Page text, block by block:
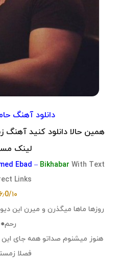
دانلود آهنگ
همین حالا دانلود کنید آهنگ
لینک
Ebad – Bikhabar With Text
Links
۶٫0/۱۰ ★
روزها ماها میگذرن و میرن این
هنوز میشنوم صداتو همه جای
فصلا